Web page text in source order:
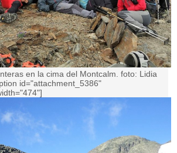
en la cima del Montcalm. foto: Lidia
id="attachment_5386"